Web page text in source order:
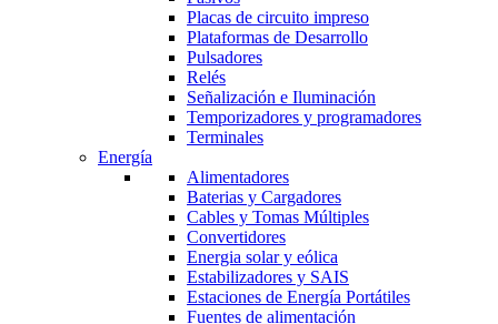
Placas de circuito impreso
Plataformas de Desarrollo
Pulsadores
Relés
Señalización e Iluminación
Temporizadores y programadores
Terminales
Energía
Alimentadores
Baterias y Cargadores
Cables y Tomas Múltiples
Convertidores
Energia solar y eólica
Estabilizadores y SAIS
Estaciones de Energía Portátiles
Fuentes de alimentación